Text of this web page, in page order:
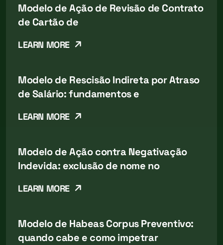
Modelo de Ação de Revisão de Contrato
de Cartão de
LEARN MORE
Modelo de Rescisão Indireta por Atraso
de Salário: fundamentos e
LEARN MORE
Modelo de Ação contra Negativação
Indevida: exclusão de nome no
LEARN MORE
Modelo de Habeas Corpus Preventivo:
quando cabe e como impetrar